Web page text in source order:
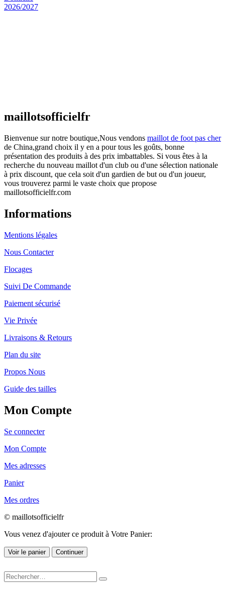
maillotsofficielfr
Bienvenue sur notre boutique,Nous vendons maillot de foot pas cher
de China,grand choix il y en a pour tous les goûts, bonne
présentation des produits à des prix imbattables. Si vous êtes à la
recherche du nouveau maillot d'un club ou d'une sélection nationale
à prix discount, que cela soit d'un gardien de but ou d'un joueur,
vous trouverez parmi le vaste choix que propose
maillotsofficielfr.com
Informations
Mentions légales
Nous Contacter
Flocages
Suivi De Commande
Paiement sécurisé
Vie Privée
Livraisons & Retours
Plan du site
Propos Nous
Guide des tailles
Mon Compte
Se connecter
Mon Compte
Mes adresses
Panier
Mes ordres
© maillotsofficielfr
Vous venez d'ajouter ce produit à Votre Panier:
Voir le panier Continuer